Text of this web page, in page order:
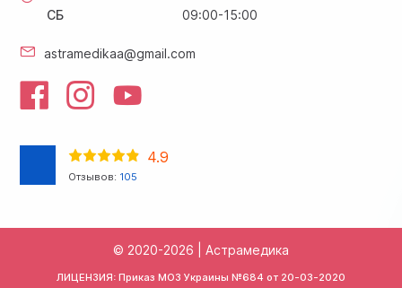
СБ
09:00-15:00
astramedikaa@gmail.com
4.9
Отзывов: 105
© 2020-2026 | Астрамедика
ЛИЦЕНЗИЯ: Приказ МОЗ Украины №684 от 20-03-2020